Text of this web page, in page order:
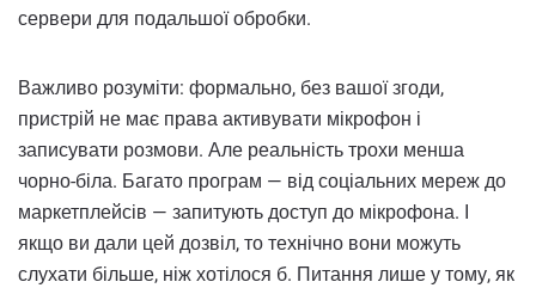
сервери для подальшої обробки.
Важливо розуміти: формально, без вашої згоди,
пристрій не має права активувати мікрофон і
записувати розмови. Але реальність трохи менша
чорно-біла. Багато програм — від соціальних мереж до
маркетплейсів — запитують доступ до мікрофона. І
якщо ви дали цей дозвіл, то технічно вони можуть
слухати більше, ніж хотілося б. Питання лише у тому, як